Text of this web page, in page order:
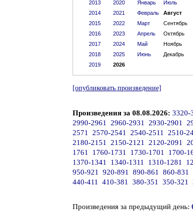
2013
2014
2015
2016
2017
2018
2019
2020
2021
2022
2023
2024
2025
2026
Январь
Июль
Февраль
Август
Март
Сентябрь
Апрель
Октябрь
Май
Ноябрь
Июнь
Декабрь
[опубликовать произведение]
Произведения за 08.08.2026: 3320-
2990-2961
2960-2931 2930-2901
2571
2570-2541 2540-2511 2510-
2180-2151
2150-2121 2120-2091
1761
1760-1731 1730-1701 1700-
1370-1341
1340-1311 1310-1281
950-921
920-891 890-861 860-831
440-411
410-381 380-351 350-321
Произведения за предыдущий день: